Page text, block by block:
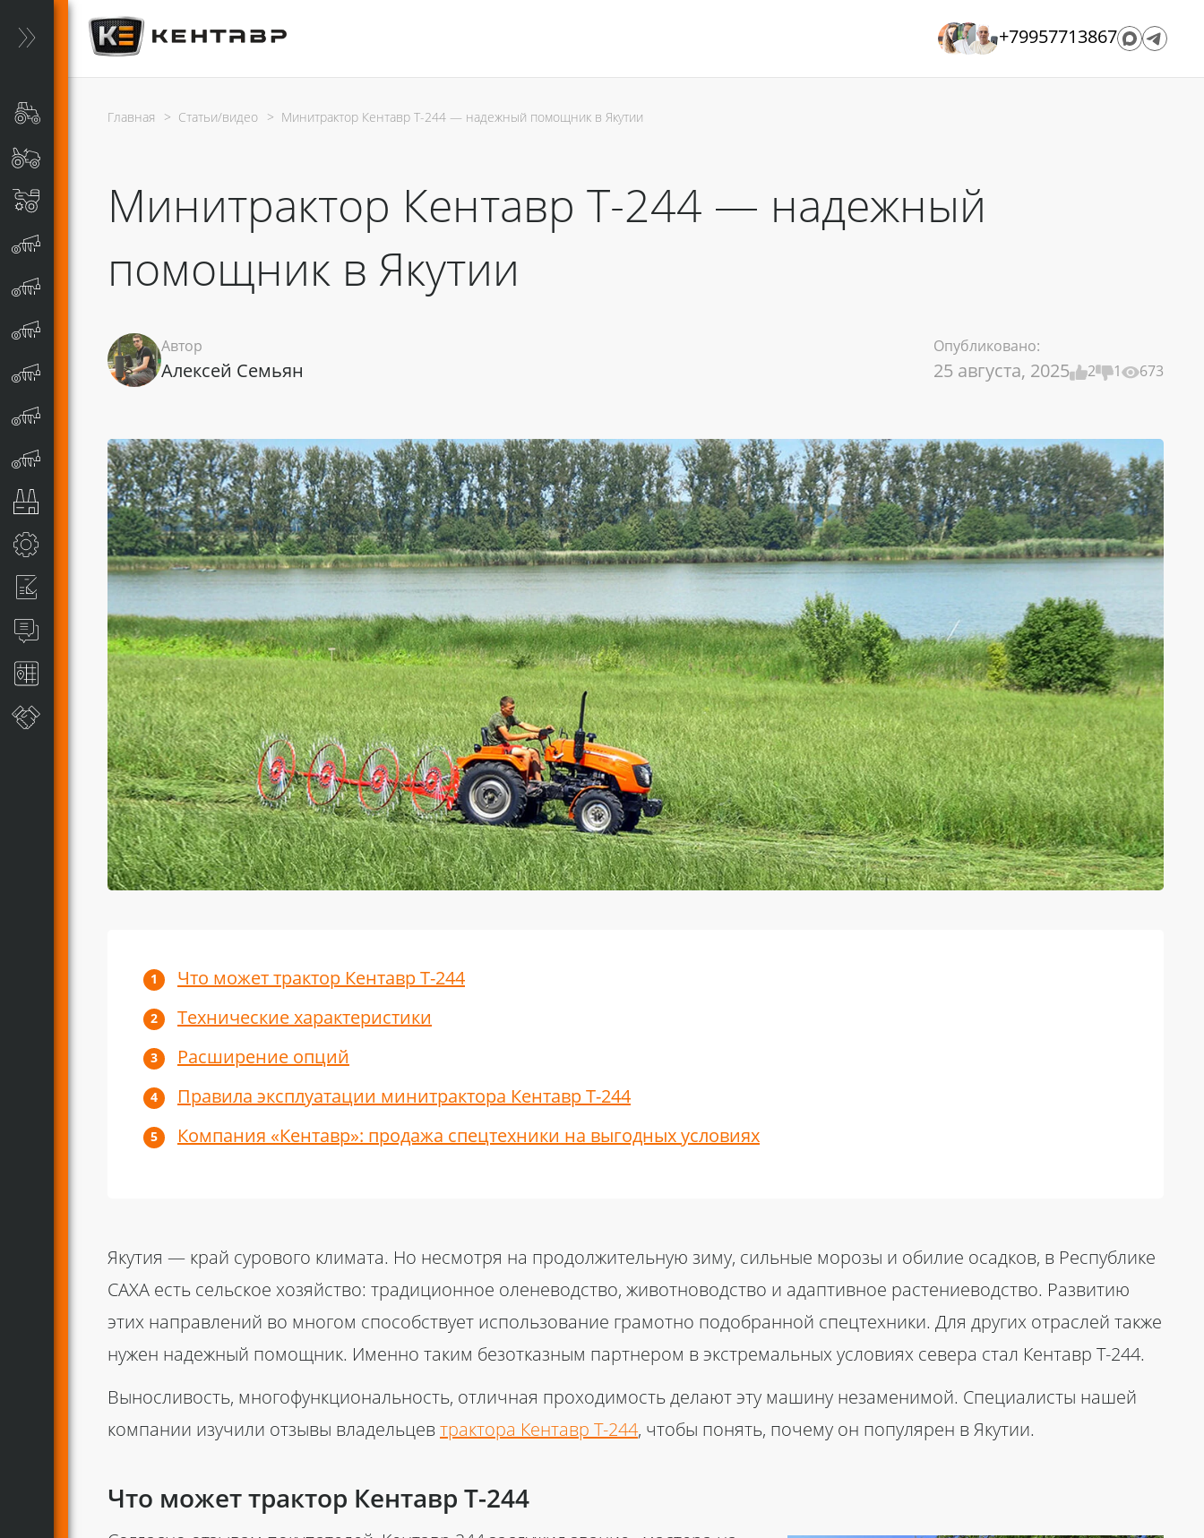
+79957713867
Главная > Статьи/видео > Минитрактор Кентавр Т-244 — надежный помощник в Якутии
Минитрактор Кентавр Т-244 — надежный
помощник в Якутии
Автор
Алексей Семьян
Опубликовано:
25 августа, 2025 2 1 673
Что может трактор Кентавр Т-244
Технические характеристики
Расширение опций
Правила эксплуатации минитрактора Кентавр Т-244
Компания «Кентавр»: продажа спецтехники на выгодных условиях
Якутия — край сурового климата. Но несмотря на продолжительную зиму, сильные морозы и обилие осадков, в Республике
САХА есть сельское хозяйство: традиционное оленеводство, животноводство и адаптивное растениеводство. Развитию
этих направлений во многом способствует использование грамотно подобранной спецтехники. Для других отраслей также
нужен надежный помощник. Именно таким безотказным партнером в экстремальных условиях севера стал Кентавр Т-244.
Выносливость, многофункциональность, отличная проходимость делают эту машину незаменимой. Специалисты нашей
компании изучили отзывы владельцев трактора Кентавр Т-244, чтобы понять, почему он популярен в Якутии.
Что может трактор Кентавр Т-244